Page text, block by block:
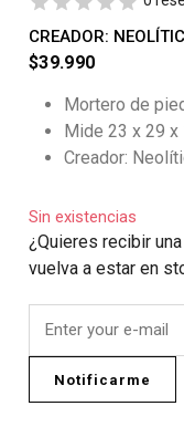
CREADOR:
$39.990
Mortero de
Mide 23 x 29 x
Creador:
Sin existencias
¿Quieres recibir
vuelva a estar en
Notificarme